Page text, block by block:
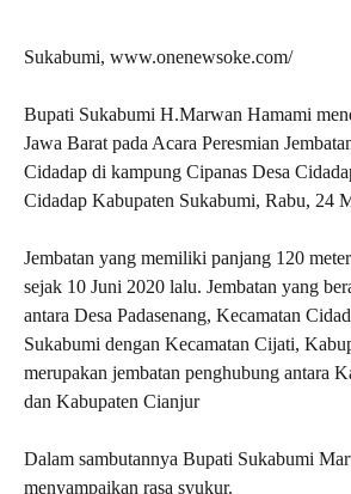
Sukabumi, www.onenewsoke.com/
Bupati Sukabumi H.Marwan Hamami
Jawa Barat pada Acara Peresmian
Cidadap di kampung Cipanas Desa
Cidadap Kabupaten Sukabumi, Rabu, 24
Jembatan yang memiliki panjang 120
sejak 10 Juni 2020 lalu. Jembatan yang
antara Desa Padasenang, Kecamatan
Sukabumi dengan Kecamatan Cijati,
merupakan jembatan penghubung antara
dan Kabupaten Cianjur
Dalam sambutannya Bupati Sukabumi
menyampaikan rasa syukur.